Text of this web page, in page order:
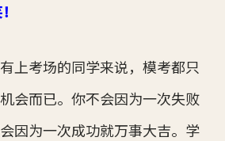
上考场的同学来说，模考都只
会而已。你不会因为一次失败
因为一次成功就万事大吉。学